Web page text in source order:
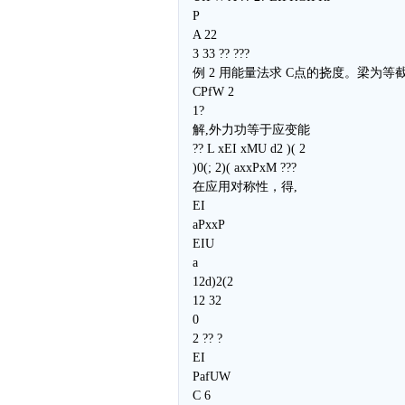
P
A 22
3 33 ?? ???
例 2 用能量法求 C点的挠度。梁为等
CPfW 2
1?
解,外力功等于应变能
?? L xEI xMU d2 )( 2
)0(; 2)( axxPxM ???
在应用对称性，得,
EI
aPxxP
EIU
a
12d)2(2
12 32
0
2 ?? ?
EI
PafUW
C 6